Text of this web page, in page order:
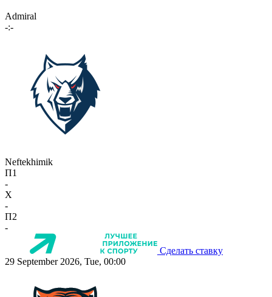
Admiral
-:-
Neftekhimik
П1
-
X
-
П2
-
Сделать ставку
29 September 2026, Tue, 00:00